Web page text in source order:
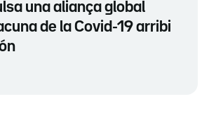
una aliança global
de la Covid-19 arribi